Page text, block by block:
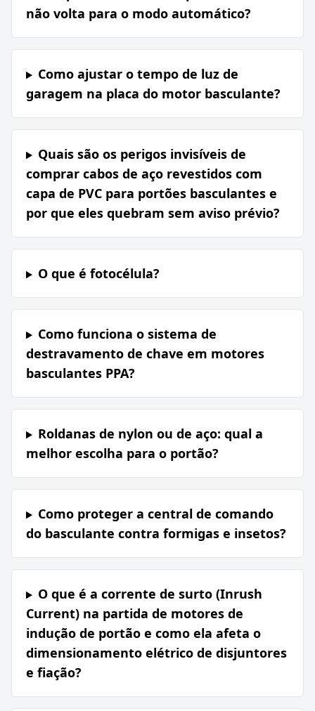
não volta para o modo automático?
Como ajustar o tempo de luz de
garagem na placa do motor basculante?
Quais são os perigos invisíveis de
comprar cabos de aço revestidos com
capa de PVC para portões basculantes e
por que eles quebram sem aviso prévio?
O que é fotocélula?
Como funciona o sistema de
destravamento de chave em motores
basculantes PPA?
Roldanas de nylon ou de aço: qual a
melhor escolha para o portão?
Como proteger a central de comando
do basculante contra formigas e insetos?
O que é a corrente de surto (Inrush
Current) na partida de motores de
indução de portão e como ela afeta o
dimensionamento elétrico de disjuntores
e fiação?